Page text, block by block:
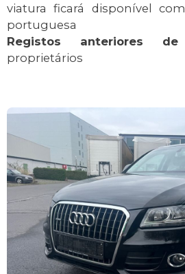
viatura ficará disponível
portuguesa
Registos anteriores
proprietários